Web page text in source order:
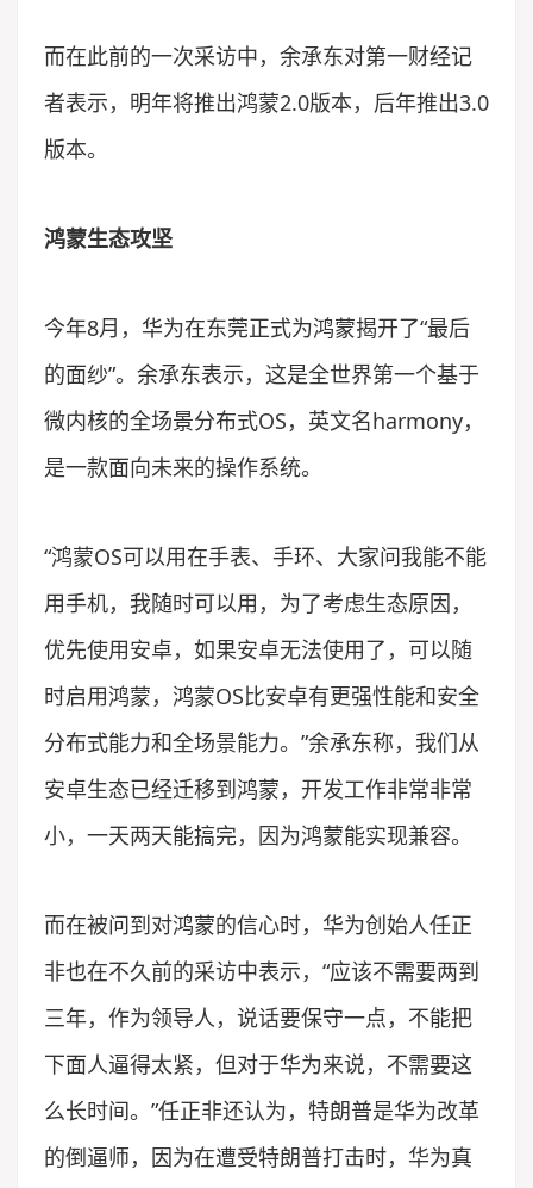
而在此前的一次采访中，余承东对第一财经记
者表示，明年将推出鸿蒙2.0版本，后年推出3.0
版本。
鸿蒙生态攻坚
今年8月，华为在东莞正式为鸿蒙揭开了“最后
的面纱”。余承东表示，这是全世界第一个基于
微内核的全场景分布式OS，英文名harmony，
是一款面向未来的操作系统。
“鸿蒙OS可以用在手表、手环、大家问我能不能
用手机，我随时可以用，为了考虑生态原因，
优先使用安卓，如果安卓无法使用了，可以随
时启用鸿蒙，鸿蒙OS比安卓有更强性能和安全
分布式能力和全场景能力。”余承东称，我们从
安卓生态已经迁移到鸿蒙，开发工作非常非常
小，一天两天能搞完，因为鸿蒙能实现兼容。
而在被问到对鸿蒙的信心时，华为创始人任正
非也在不久前的采访中表示，“应该不需要两到
三年，作为领导人，说话要保守一点，不能把
下面人逼得太紧，但对于华为来说，不需要这
么长时间。”任正非还认为，特朗普是华为改革
的倒逼师，因为在遭受特朗普打击时，华为真